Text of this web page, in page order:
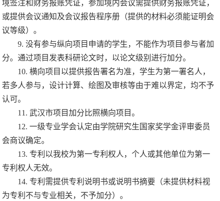
境签注和财务报账凭证，参加境内会议需提供财务报账凭证，
或提供会议通知及会议报告程序册（提供的材料必须能证明会
议等级）。
9.没有参与纵向项目申请的学生，不能作为项目参与者加
分。通过项目发表科研论文时，以论文级别进行加分。
10.横向项目以提供报告署名为准，学生为第一署名人，
若多人参与，设计计算、绘图及审核等由于难以界定，均不予
认可。
11.武汉市项目加分比照横向项目。
12.一级专业学会认定由学院研究生国家奖学金评审委员
会商议确定。
13. 专利以我校为第一专利权人，个人或其他单位为第一
专利权人无效。
14. 专利需提供专利说明书或说明书摘要（未提供材料视
为专利不与专业相关，不予加分）。